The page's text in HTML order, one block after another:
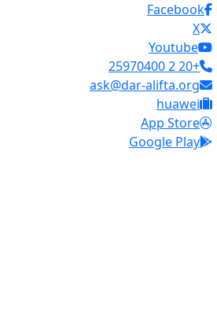
Facebook
X
Youtube
+20 2 25970400
ask@dar-alifta.org
huawei
App Store
Google Play